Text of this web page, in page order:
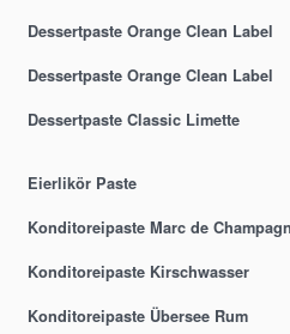
Dessertpaste Orange Clean Label
Dessertpaste Orange Clean Label
Dessertpaste Classic Limette
Eierlikör Paste
Konditoreipaste Marc de
Konditoreipaste Kirschwasser
Konditoreipaste Übersee Rum